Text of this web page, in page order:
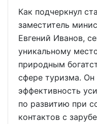
Как подчеркнул
заместитель
Евгений Иванов,
уникальному
природным
сфере туризма.
эффективность
по развитию при
контактов с